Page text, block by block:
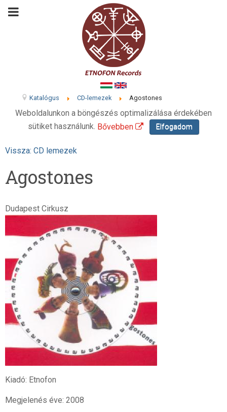
Katalógus CD-lemezek Agostones
Weboldalunkon a böngészés optimalizálása érdekében
sütiket használunk. Bővebben Elfogadom
Vissza: CD lemezek
Agostones
Dudapest Cirkusz
Kiadó: Etnofon
Megjelenés éve: 2008